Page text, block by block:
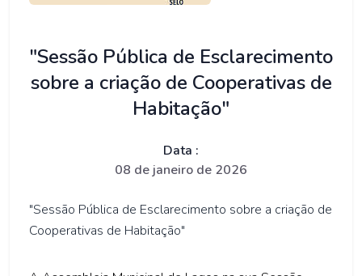
"Sessão Pública de Esclarecimento
sobre a criação de Cooperativas de
Habitação"
Data :
08 de janeiro de 2026
"Sessão Pública de Esclarecimento sobre a criação de
Cooperativas de Habitação"